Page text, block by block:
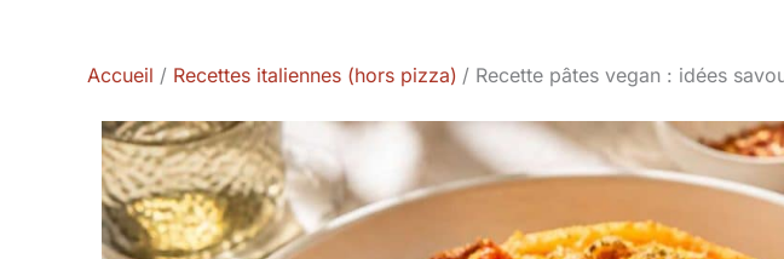
Accueil Recettes italiennes (hors pizza) Recette pâtes vegan : idées